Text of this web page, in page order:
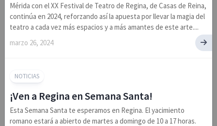
Mérida con el XX Festival de Teatro de Regina, de Casas de Reina,
continúa en 2024, reforzando así la apuesta por llevar la magia del
teatro a cada vez más espacios y a más amantes de este arte....
marzo 26, 2024
NOTICIAS
¡Ven a Regina en Semana Santa!
Esta Semana Santa te esperamos en Regina. El yacimiento
romano estará a abierto de martes a domingo de 10 a 17 horas.